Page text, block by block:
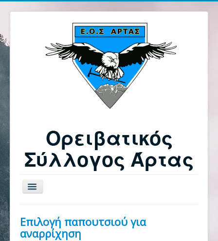
Ορειβατικός
Σύλλογος Άρτας
Εναλλαγή
πλοήγησης
Αρχική
Επιλογή παπουτσιού για
αναρρίχηση